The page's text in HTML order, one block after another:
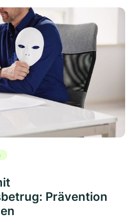
Prävention